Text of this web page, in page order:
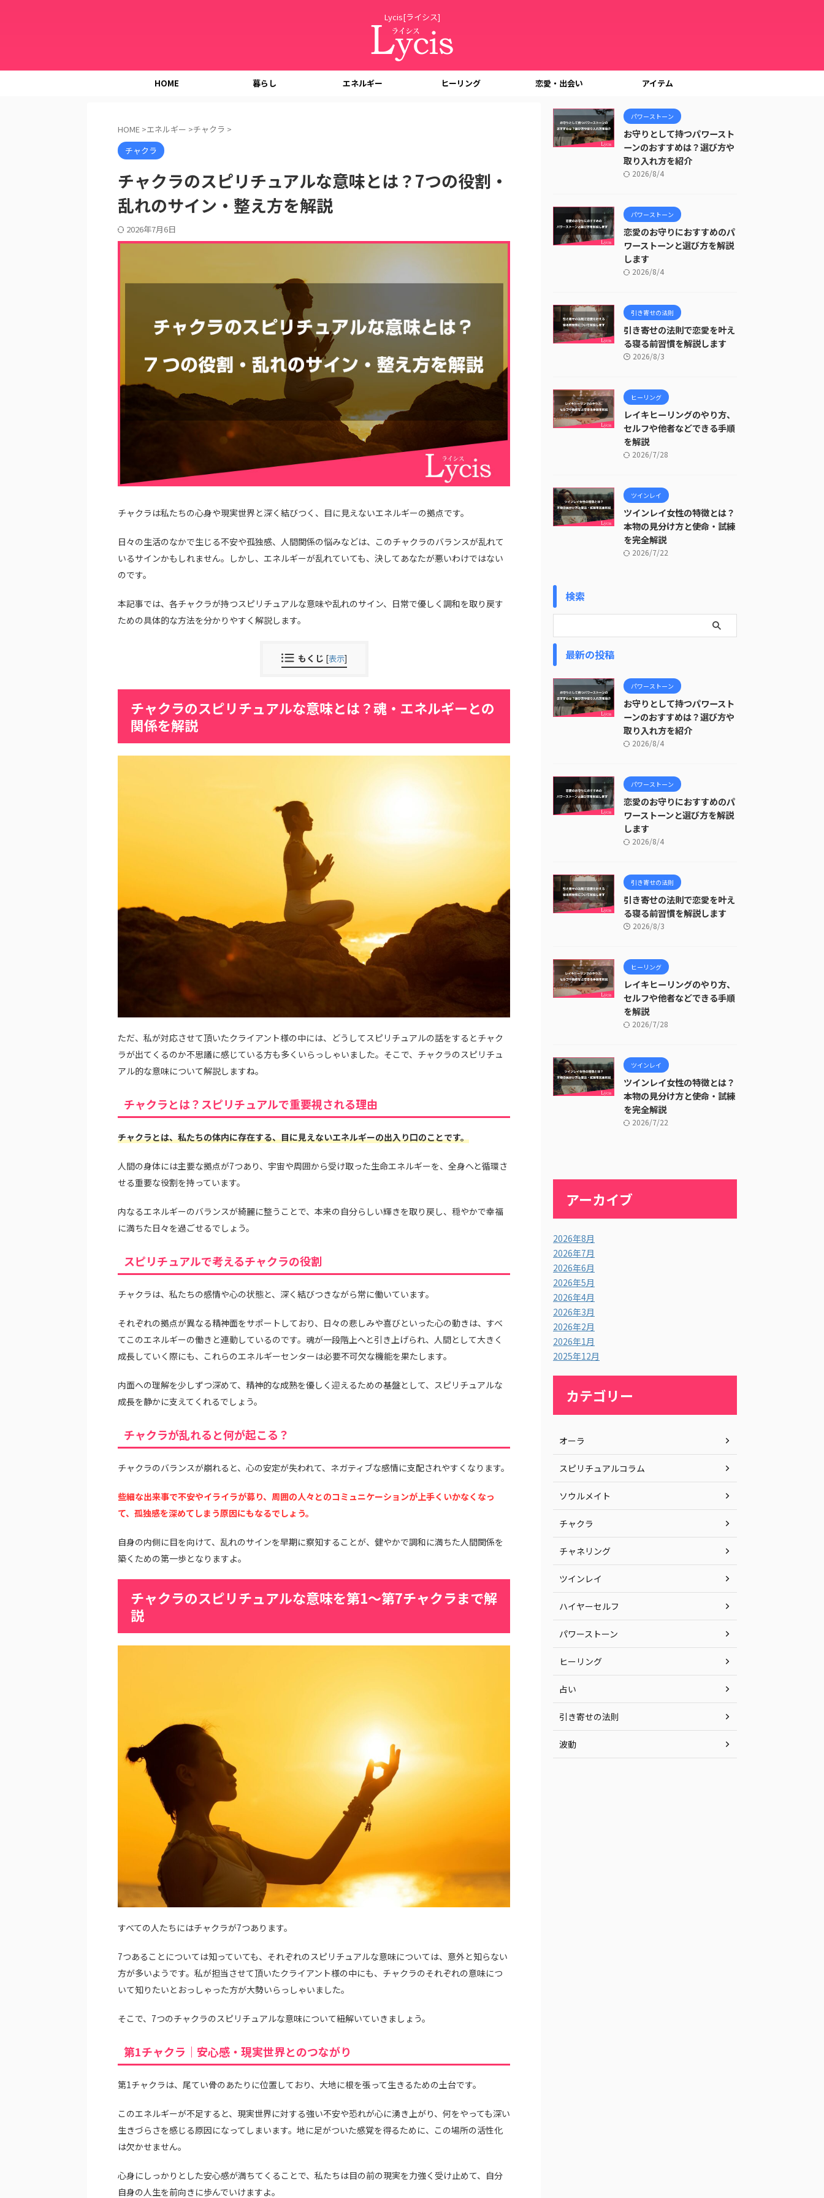
Lycis[ライシス]
HOME 暮らし エネルギー ヒーリング 恋愛・出会い アイテム
HOME >エネルギー >チャクラ >
チャクラ
チャクラのスピリチュアルな意味とは？7つの役割・
乱れのサイン・整え方を解説
2026年7月6日
チャクラは私たちの心身や現実世界と深く結びつく、目に見えないエネルギーの拠点です。
日々の生活のなかで生じる不安や孤独感、人間関係の悩みなどは、このチャクラのバランスが乱れて
いるサインかもしれません。しかし、エネルギーが乱れていても、決してあなたが悪いわけではない
のです。
本記事では、各チャクラが持つスピリチュアルな意味や乱れのサイン、日常で優しく調和を取り戻す
ための具体的な方法を分かりやすく解説します。
もくじ [表示]
チャクラのスピリチュアルな意味とは？魂・エネルギーとの
関係を解説
ただ、私が対応させて頂いたクライアント様の中には、どうしてスピリチュアルの話をするとチャク
ラが出てくるのか不思議に感じている方も多くいらっしゃいました。そこで、チャクラのスピリチュ
アル的な意味について解説しますね。
チャクラとは？スピリチュアルで重要視される理由
チャクラとは、私たちの体内に存在する、目に見えないエネルギーの出入り口のことです。
人間の身体には主要な拠点が7つあり、宇宙や周囲から受け取った生命エネルギーを、全身へと循環さ
せる重要な役割を持っています。
内なるエネルギーのバランスが綺麗に整うことで、本来の自分らしい輝きを取り戻し、穏やかで幸福
に満ちた日々を過ごせるでしょう。
スピリチュアルで考えるチャクラの役割
チャクラは、私たちの感情や心の状態と、深く結びつきながら常に働いています。
それぞれの拠点が異なる精神面をサポートしており、日々の悲しみや喜びといった心の動きは、すべ
てこのエネルギーの働きと連動しているのです。魂が一段階上へと引き上げられ、人間として大きく
成長していく際にも、これらのエネルギーセンターは必要不可欠な機能を果たします。
内面への理解を少しずつ深めて、精神的な成熟を優しく迎えるための基盤として、スピリチュアルな
成長を静かに支えてくれるでしょう。
チャクラが乱れると何が起こる？
チャクラのバランスが崩れると、心の安定が失われて、ネガティブな感情に支配されやすくなります。
些細な出来事で不安やイライラが募り、周囲の人々とのコミュニケーションが上手くいかなくなっ
て、孤独感を深めてしまう原因にもなるでしょう。
自身の内側に目を向けて、乱れのサインを早期に察知することが、健やかで調和に満ちた人間関係を
築くための第一歩となりますよ。
チャクラのスピリチュアルな意味を第1〜第7チャクラまで解
説
すべての人たちにはチャクラが7つあります。
7つあることについては知っていても、それぞれのスピリチュアルな意味については、意外と知らない
方が多いようです。私が担当させて頂いたクライアント様の中にも、チャクラのそれぞれの意味につ
いて知りたいとおっしゃった方が大勢いらっしゃいました。
そこで、7つのチャクラのスピリチュアルな意味について紐解いていきましょう。
第1チャクラ｜安心感・現実世界とのつながり
第1チャクラは、尾てい骨のあたりに位置しており、大地に根を張って生きるための土台です。
このエネルギーが不足すると、現実世界に対する強い不安や恐れが心に湧き上がり、何をやっても深い
生きづらさを感じる原因になってしまいます。地に足がついた感覚を得るために、この場所の活性化
は欠かせません。
心身にしっかりとした安心感が満ちてくることで、私たちは目の前の現実を力強く受け止めて、自分
自身の人生を前向きに歩んでいけますよ。
パワーストーン
お守りとして持つパワースト
ーンのおすすめは？選び方や
取り入れ方を紹介
2026/8/4
パワーストーン
恋愛のお守りにおすすめのパ
ワーストーンと選び方を解説
します
2026/8/4
引き寄せの法則
引き寄せの法則で恋愛を叶え
る寝る前習慣を解説します
2026/8/3
ヒーリング
レイキヒーリングのやり方、
セルフや他者などできる手順
を解説
2026/7/28
ツインレイ
ツインレイ女性の特徴とは？
本物の見分け方と使命・試練
を完全解説
2026/7/22
検索
最新の投稿
パワーストーン
お守りとして持つパワースト
ーンのおすすめは？選び方や
取り入れ方を紹介
2026/8/4
パワーストーン
恋愛のお守りにおすすめのパ
ワーストーンと選び方を解説
します
2026/8/4
引き寄せの法則
引き寄せの法則で恋愛を叶え
る寝る前習慣を解説します
2026/8/3
ヒーリング
レイキヒーリングのやり方、
セルフや他者などできる手順
を解説
2026/7/28
ツインレイ
ツインレイ女性の特徴とは？
本物の見分け方と使命・試練
を完全解説
2026/7/22
アーカイブ
2026年8月
2026年7月
2026年6月
2026年5月
2026年4月
2026年3月
2026年2月
2026年1月
2025年12月
カテゴリー
オーラ
スピリチュアルコラム
ソウルメイト
チャクラ
チャネリング
ツインレイ
ハイヤーセルフ
パワーストーン
ヒーリング
占い
引き寄せの法則
波動